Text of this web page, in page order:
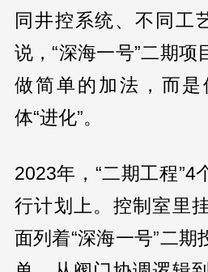
同井控系统、不同工
说，“深海一号”二期项
做简单的加法，而
体“进化”。
2023年，“二期工程”4
行计划上。控制室里
面列着“深海一号”二期